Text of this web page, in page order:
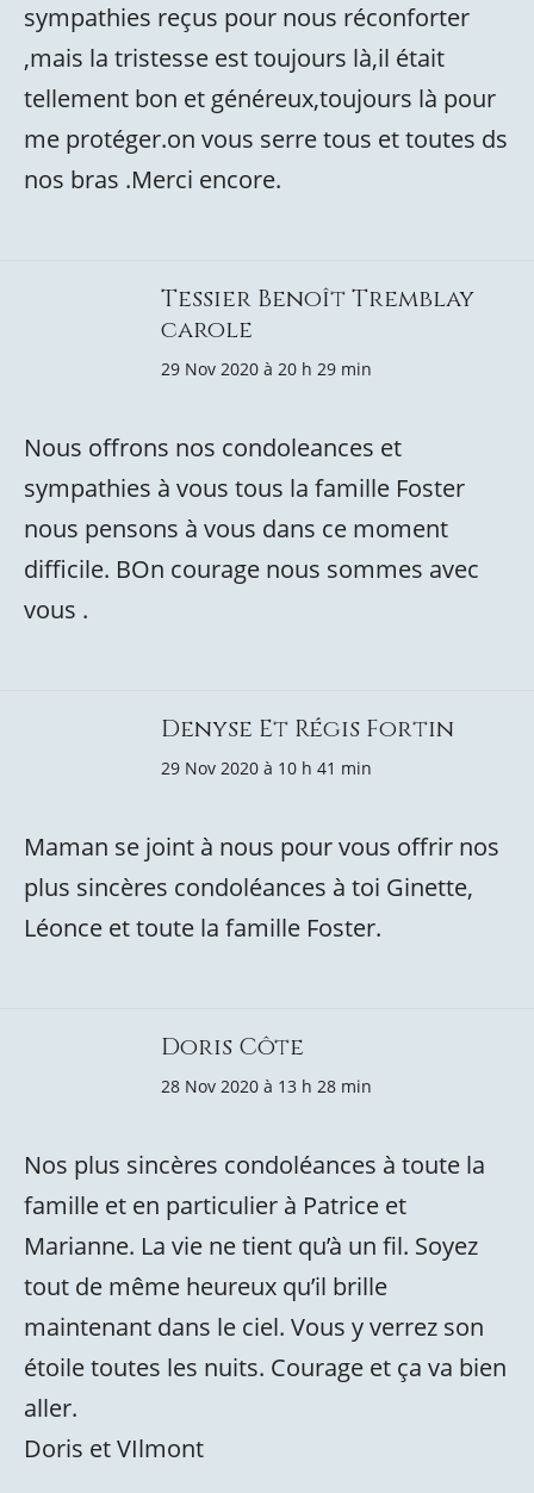
sympathies reçus pour nous réconforter
,mais la tristesse est toujours là,il était
tellement bon et généreux,toujours là pour
me protéger.on vous serre tous et toutes ds
nos bras .Merci encore.
Tessier Benoît Tremblay
carole
29 Nov 2020 à 20 h 29 min
Nous offrons nos condoleances et
sympathies à vous tous la famille Foster
nous pensons à vous dans ce moment
difficile. BOn courage nous sommes avec
vous .
Denyse Et Régis Fortin
29 Nov 2020 à 10 h 41 min
Maman se joint à nous pour vous offrir nos
plus sincères condoléances à toi Ginette,
Léonce et toute la famille Foster.
Doris Côte
28 Nov 2020 à 13 h 28 min
Nos plus sincères condoléances à toute la
famille et en particulier à Patrice et
Marianne. La vie ne tient qu’à un fil. Soyez
tout de même heureux qu’il brille
maintenant dans le ciel. Vous y verrez son
étoile toutes les nuits. Courage et ça va bien
aller.
Doris et VIlmont